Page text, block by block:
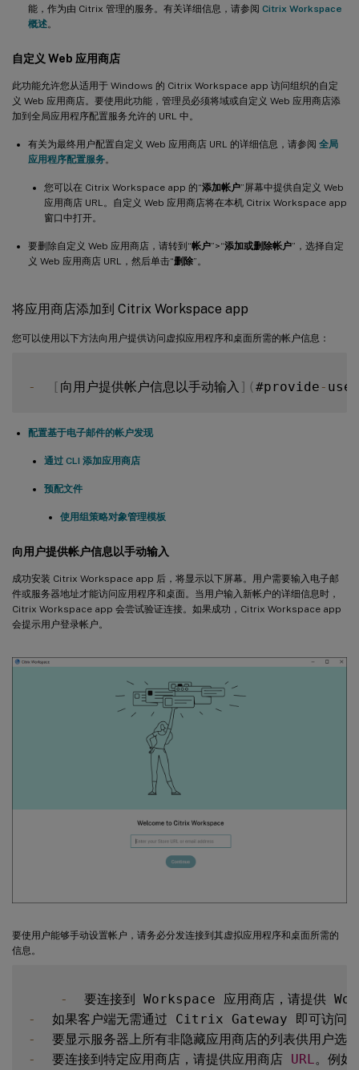
能，作为由 Citrix 管理的服务。有关详细信息，请参阅 Citrix Workspace
概述。
自定义 Web 应用商店
此功能允许您从适用于 Windows 的 Citrix Workspace app 访问组织的自定
义 Web 应用商店。要使用此功能，管理员必须将域或自定义 Web 应用商店添
加到全局应用程序配置服务允许的 URL 中。
有关为最终用户配置自定义 Web 应用商店 URL 的详细信息，请参阅 全局
应用程序配置服务。
您可以在 Citrix Workspace app 的“添加帐户”屏幕中提供自定义 Web
应用商店 URL。自定义 Web 应用商店将在本机 Citrix Workspace app
窗口中打开。
要删除自定义 Web 应用商店，请转到“帐户”>“添加或删除帐户”，选择自定
义 Web 应用商店 URL，然后单击“删除”。
将应用商店添加到 Citrix Workspace app
您可以使用以下方法向用户提供访问虚拟应用程序和桌面所需的帐户信息：
- [ 向用户提供帐户信息以手动输入 ] (#provide -
配置基于电子邮件的帐户发现
通过 CLI 添加应用商店
预配文件
使用组策略对象管理模板
向用户提供帐户信息以手动输入
成功安装 Citrix Workspace app 后，将显示以下屏幕。用户需要输入电子邮
件或服务器地址才能访问应用程序和桌面。当用户输入新帐户的详细信息时，
Citrix Workspace app 会尝试验证连接。如果成功，Citrix Workspace app
会提示用户登录帐户。
要使用户能够手动设置帐户，请务必分发连接到其虚拟应用程序和桌面所需的
信息。
-
要连接到 Workspace 应用商店，请提供
-
-
要显示服务器上所有非隐藏应用商店的列表供用户选
-
  要连接到特定应用商店，请提供应用商店
URL 。例如